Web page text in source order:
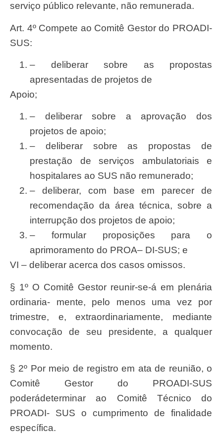
serviço público relevante, não remunerada.
Art. 4º Compete ao Comitê Gestor do PROADI-
SUS:
– deliberar sobre as propostas
apresentadas de projetos de
apoio;
– deliberarsobre a aprovação dos
projetos de apoio;
– deliberar sobre as propostas de
prestação de serviços ambulatoriais e
hospitalares ao SUS não remunerado;
– deliberar, com base em parecer de
recomendação da área técnica, sobre a
interrupção dos projetos de apoio;
– formular proposições para o
aprimoramento do PROA– DI-SUS; e
VI – deliberar acerca dos casos omissos.
§ 1º O Comitê Gestor reunir-se-á em plenária
ordinaria- mente, pelo menos uma vez por
trimestre, e, extraordinariamente, mediante
convocação de seu presidente, a qualquer
momento.
§ 2º Por meio de registro em ata de reunião, o
Comitê Gestor do PROADI-SUS
poderádeterminar ao Comitê Técnico do
PROADI- SUS o cumprimento de finalidade
específica.